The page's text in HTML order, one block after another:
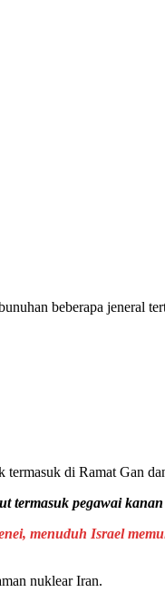
beberapa jeneral
termasuk di Ramat Gan
pegawai
menuduh Israel
nuklear Iran.